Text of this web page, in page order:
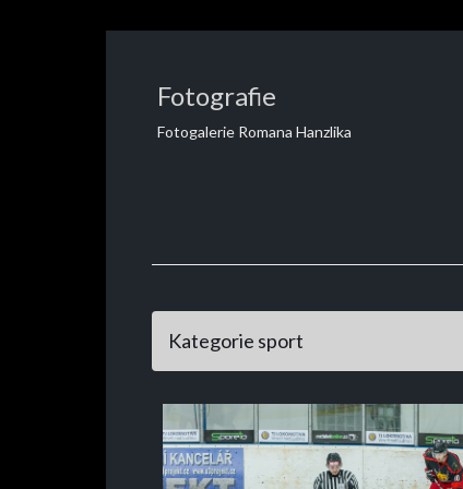
Fotografie
Fotogalerie Romana Hanzlika
Kategorie sport